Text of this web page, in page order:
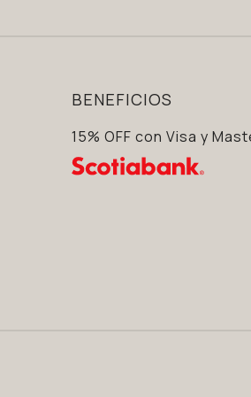
BENEFICIOS
15% OFF con Visa y